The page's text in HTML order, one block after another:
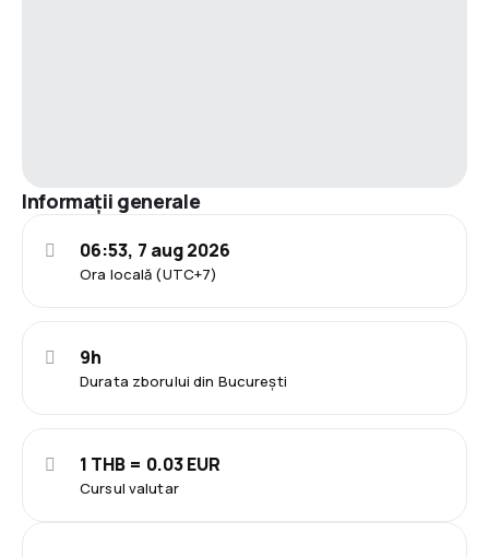
Informații generale
Ora locală (UTC+7)
06:53, 7 aug 2026
Durata zborului din București
9h
Cursul valutar
1 THB = 0.03 EUR